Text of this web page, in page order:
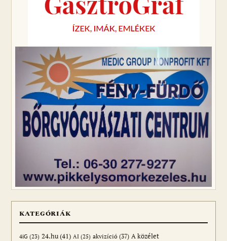
KATEGÓRIÁK
4iG (23) 24.hu(41) AI (25) akvizíció (37) A közélet